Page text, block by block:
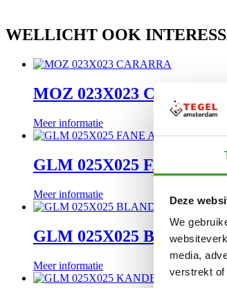
Deze
We
media,
verstrekt of
WELLICHT OOK
MOZ 023X023 CARARRA
Meer informatie
GLM 025X025 FANE AQU
Meer informatie
GLM 025X025 BLANDA
Meer informatie